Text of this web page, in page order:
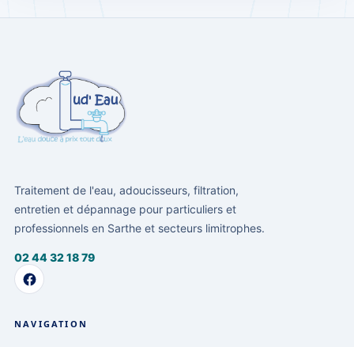
Traitement de l'eau, adoucisseurs, filtration,
entretien et dépannage pour particuliers et
professionnels en Sarthe et secteurs limitrophes.
02 44 32 18 79
NAVIGATION